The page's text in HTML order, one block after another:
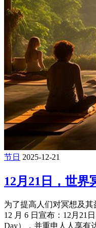
节日 2025-12-21
12月21日，世界
为了提高人们对冥想及
12 月 6 日宣布：12月21
Day），并重申人人享有